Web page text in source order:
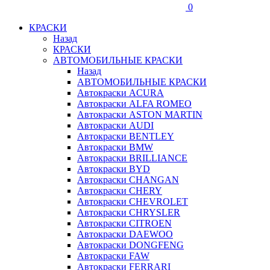
0
КРАСКИ
Назад
КРАСКИ
АВТОМОБИЛЬНЫЕ КРАСКИ
Назад
АВТОМОБИЛЬНЫЕ КРАСКИ
Автокраски ACURA
Автокраски ALFA ROMEO
Автокраски ASTON MARTIN
Автокраски AUDI
Автокраски BENTLEY
Автокраски BMW
Автокраски BRILLIANCE
Автокраски BYD
Автокраски CHANGAN
Автокраски CHERY
Автокраски CHEVROLET
Автокраски CHRYSLER
Автокраски CITROEN
Автокраски DAEWOO
Автокраски DONGFENG
Автокраски FAW
Автокраски FERRARI